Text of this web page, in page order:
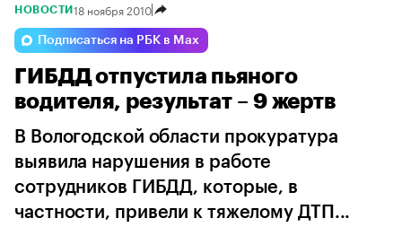
Changan Esteo
Geely Lada Volga
НОВОСТИ 18 ноября 2010
Подписаться на РБК в Max
ГИБДД отпустила пьяного
водителя, результат – 9 жертв
В Вологодской области прокуратура
выявила нарушения в работе
сотрудников ГИБДД, которые, в
частности, привели к тяжелому ДТП...